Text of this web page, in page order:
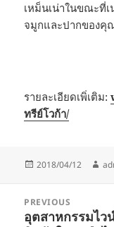
เหม็นเน่าในขณะที่
จมูกและปากของ
รายละเอียดเพิ่เติม:
ทรีย์โวก้า/
Posted
2018/04/12
navigation
PREVIOUS
Previous
อุตสาหกรรมไว